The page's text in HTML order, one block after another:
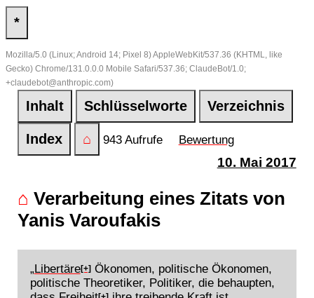
*
Mozilla/5.0 (Linux; Android 14; Pixel 8) AppleWebKit/537.36 (KHTML, like
Gecko) Chrome/131.0.0.0 Mobile Safari/537.36; ClaudeBot/1.0;
+claudebot@anthropic.com)
Inhalt Schlüsselworte Verzeichnis
Index ⌂ 943 Aufrufe Bewertung
10. Mai 2017
⌂ Verarbeitung eines Zitats von
Yanis Varoufakis
„Libertäre[+]Ökonomen, politische Ökonomen,
politische Theoretiker, Politiker, die behaupten,